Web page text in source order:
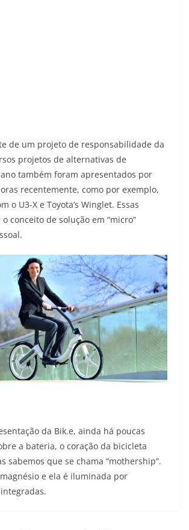
de um projeto de responsabilidade da
projetos de alternativas de
também foram apresentados por
recentemente, como por exemplo,
o U3-X e Toyota’s Winglet. Essas
conceito de solução em “micro”
da Bik.e, ainda há poucas
a bateria, o coração da bicicleta
sabemos que se chama “mothership”.
e ela é iluminada por